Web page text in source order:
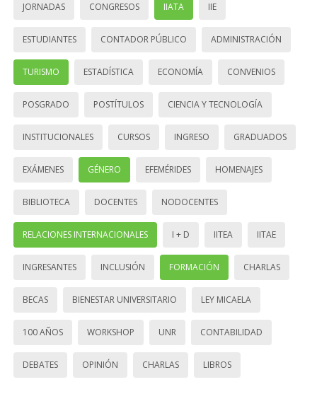
JORNADAS CONGRESOS IIATA IIE
ESTUDIANTES CONTADOR PÚBLICO ADMINISTRACIÓN
TURISMO ESTADÍSTICA ECONOMÍA CONVENIOS
POSGRADO POSTÍTULOS CIENCIA Y TECNOLOGÍA
INSTITUCIONALES CURSOS INGRESO GRADUADOS
EXÁMENES GÉNERO EFEMÉRIDES HOMENAJES
BIBLIOTECA DOCENTES NODOCENTES
RELACIONES INTERNACIONALES I + D IITEA IITAE
INGRESANTES INCLUSIÓN FORMACIÓN CHARLAS
BECAS BIENESTAR UNIVERSITARIO LEY MICAELA
100 AÑOS WORKSHOP UNR CONTABILIDAD
DEBATES OPINIÓN CHARLAS LIBROS